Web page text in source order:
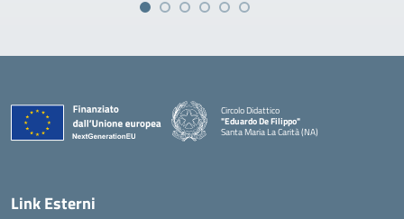
Circolo Didattico
"Eduardo De Filippo"
Santa Maria La Carità (NA)
Link Esterni